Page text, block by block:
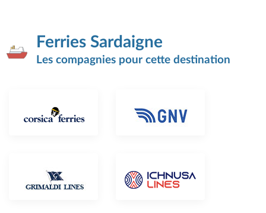
Ferries Sardaigne
Les compagnies pour cette destination